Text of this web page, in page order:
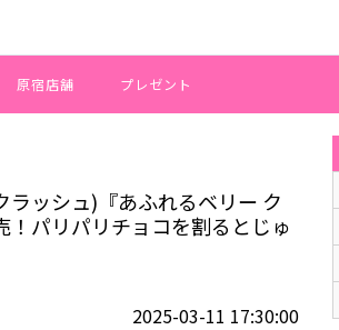
原宿店舗 プレゼント
ッシュ)『あふれるベリー クッキー＆クリーム
ラッシュ)『あふれるベリー ク
パリパリチョコを割るとじゅ
2025-03-11 17:30:00